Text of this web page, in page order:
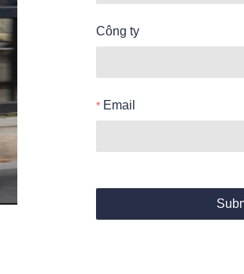
Công ty
Email